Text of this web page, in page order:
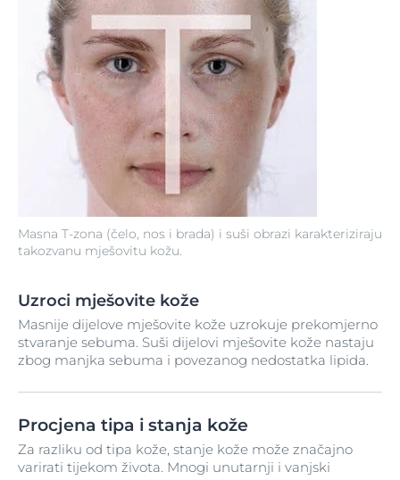
Masna T-zona (čelo, nos i brada) i suši obrazi karakteriziraju
takozvanu mješovitu kožu.
Uzroci mješovite kože
Masnije dijelove mješovite kože uzrokuje prekomjerno
stvaranje sebuma. Suši dijelovi mješovite kože nastaju
zbog manjka sebuma i povezanog nedostatka lipida.
Procjena tipa i stanja kože
Za razliku od tipa kože, stanje kože može značajno
varirati tijekom života. Mnogi unutarnji i vanjski